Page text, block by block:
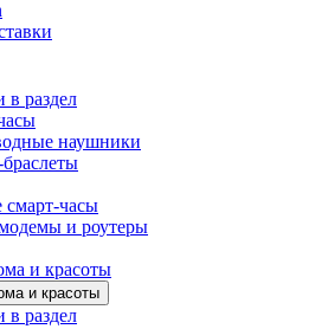
в раздел
наушники
смарт-часы
и роутеры
и красоты
и красоты
в раздел